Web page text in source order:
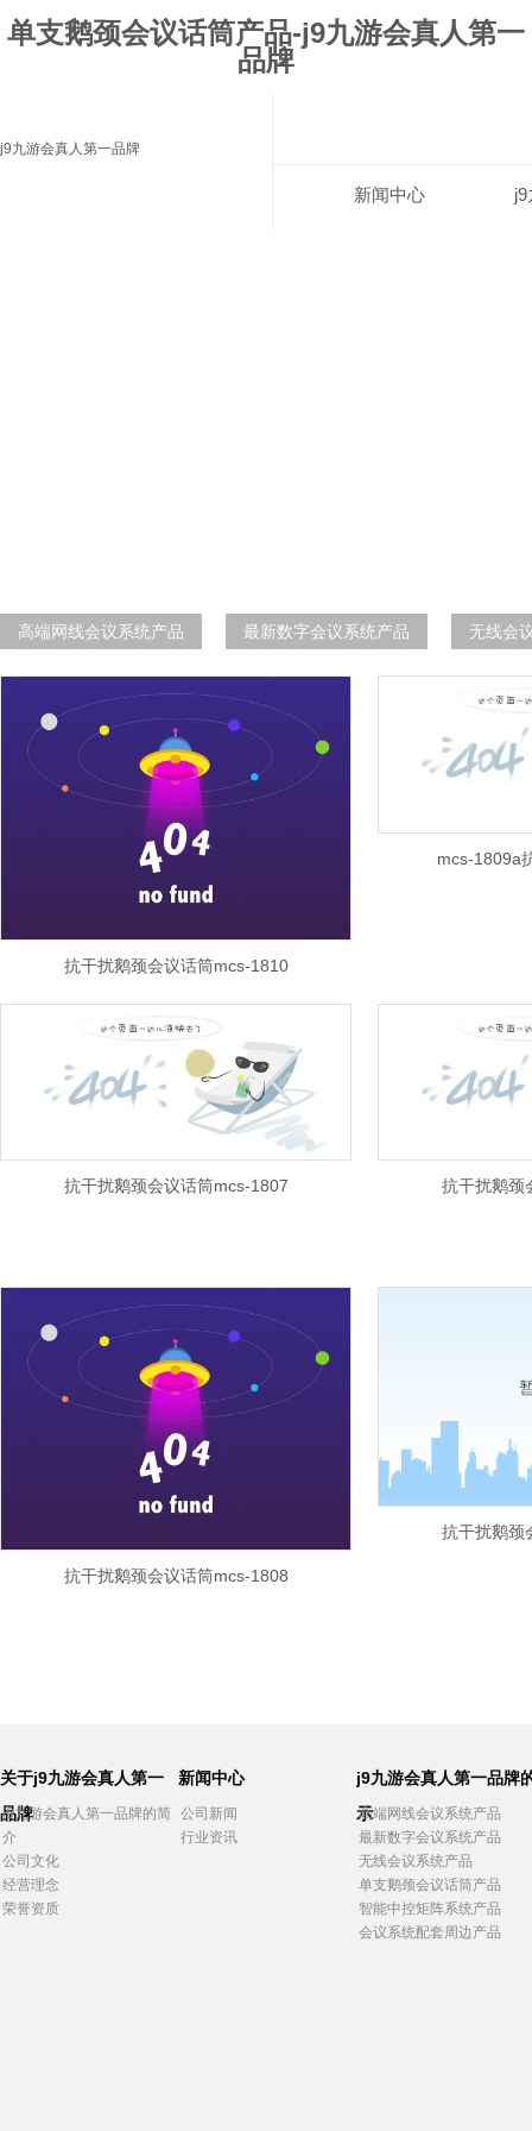
单支鹅颈会议话筒产品-j9九游会真人第一
品牌
j9九游会真人第一品牌
新闻中心
高端网线会议系统产品 最新数字会议系统产品 无线会
抗干扰鹅颈会议话筒mcs-1810
mcs-1809a
抗干扰鹅颈会议话筒mcs-1807 抗干扰鹅颈
抗干扰鹅颈会议话筒mcs-1808
抗干扰鹅颈
关于j9九游会真人第一
品牌
j9九游会真人第一品牌的简
介
公司文化
经营理念
荣誉资质
新闻中心
公司新闻
行业资讯
j9九游会真人第一品牌
示
高端网线会议系统产品
最新数字会议系统产品
无线会议系统产品
单支鹅颈会议话筒产品
智能中控矩阵系统产品
会议系统配套周边产品